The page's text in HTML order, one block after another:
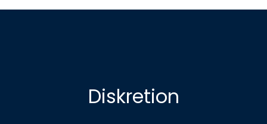
Diskretion